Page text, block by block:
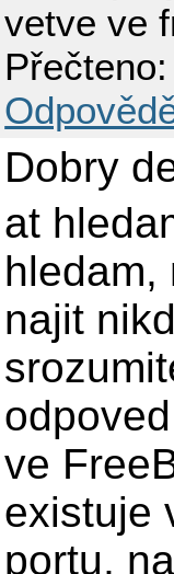
vetve ve
Dobry
at
hledam,
najit
ve
existuje
portu,